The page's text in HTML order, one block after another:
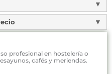
profesional en hostelería o
cafés y meriendas.